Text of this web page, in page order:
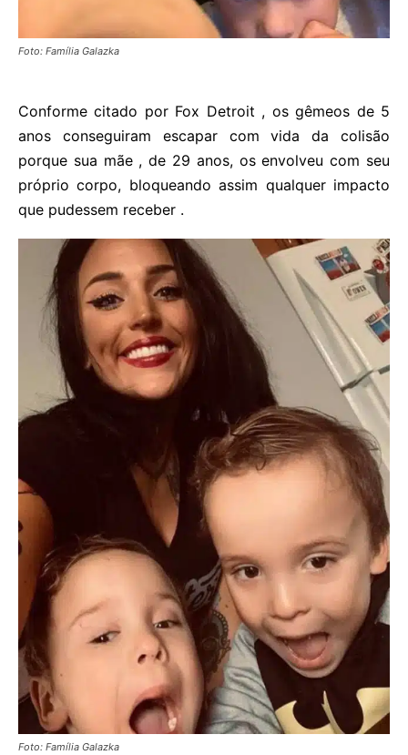
Foto: Família Galazka
Conforme citado por Fox Detroit , os gêmeos de 5
anos conseguiram escapar com vida da colisão
porque sua mãe , de 29 anos, os envolveu com seu
próprio corpo, bloqueando assim qualquer impacto
que pudessem receber .
Foto: Família Galazka